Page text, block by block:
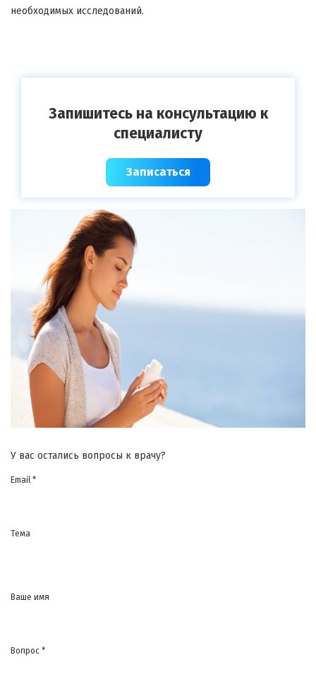
необходимых исследований.
Запишитесь на консультацию к
специалисту
Записаться
У вас остались вопросы к врачу?
Email *
Тема
Ваше имя
Вопрос *